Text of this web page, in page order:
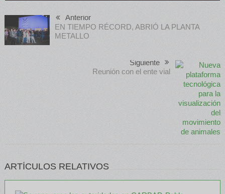
Anterior
EN TIEMPO RÉCORD, ABRIÓ LA PLANTA
METALLO
Siguiente
Reunión con el ente vial
ARTÍCULOS RELATIVOS